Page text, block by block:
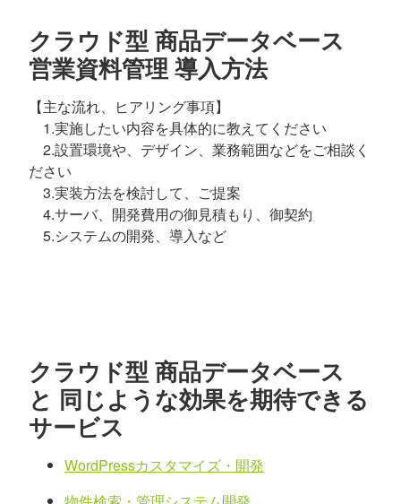
クラウド型 商品データベース
営業資料管理 導入方法
【主な流れ、ヒアリング事項】
1.実施したい内容を具体的に教えてください
2.設置環境や、デザイン、業務範囲などをご相談く
ださい
3.実装方法を検討して、ご提案
4.サーバ、開発費用の御見積もり、御契約
5.システムの開発、導入など
クラウド型 商品データベース
と 同じような効果を期待できる
サービス
WordPressカスタマイズ・開発